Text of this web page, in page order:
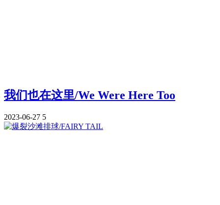
我们也在这里/We Were Here Too
2023-06-27 5